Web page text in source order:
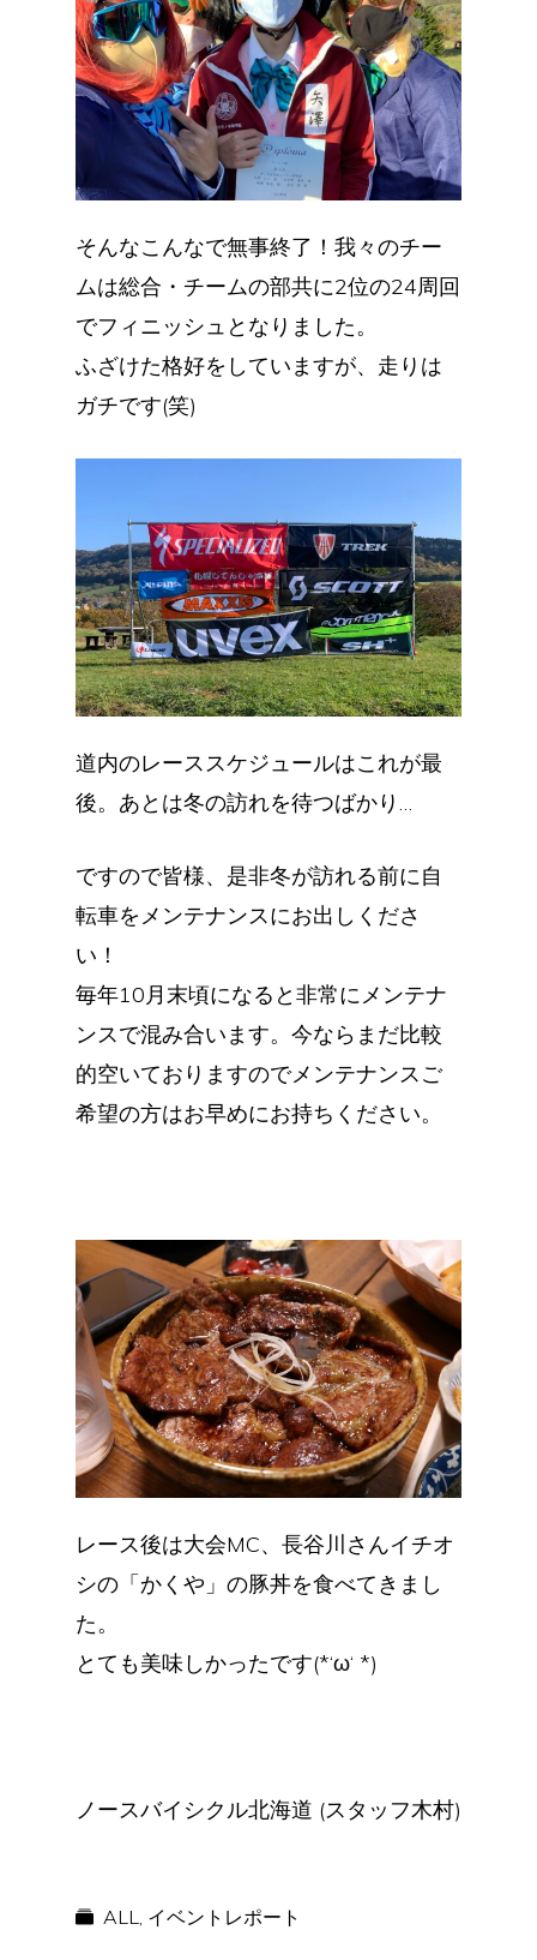
そんなこんなで無事終了！我々のチー
ムは総合・チームの部共に2位の24周回
でフィニッシュとなりました。
ふざけた格好をしていますが、走りは
ガチです(笑)
道内のレーススケジュールはこれが最
後。あとは冬の訪れを待つばかり…
ですので皆様、是非冬が訪れる前に自
転車をメンテナンスにお出しくださ
い！
毎年10月末頃になると非常にメンテナ
ンスで混み合います。今ならまだ比較
的空いておりますのでメンテナンスご
希望の方はお早めにお持ちください。
レース後は大会MC、長谷川さんイチオ
シの「かくや」の豚丼を食べてきまし
た。
とても美味しかったです(*‘ω‘ *)
ノースバイシクル北海道 (スタッフ木村)
ALL, イベントレポート